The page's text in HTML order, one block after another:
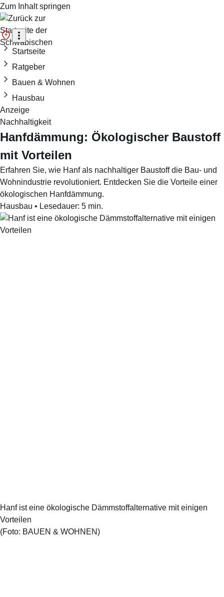
Zum Inhalt springen
Startseite
Ratgeber
Bauen & Wohnen
Hausbau
Anzeige
Nachhaltigkeit
Hanfdämmung: Ökologischer Baustoff
mit Vorteilen
Erfahren Sie, wie Hanf als nachhaltiger Baustoff die Bau- und
Wohnindustrie revolutioniert. Entdecken Sie die Vorteile einer
ökologischen Hanfdämmung.
Hausbau • Lesedauer: 5 min.
Hanf ist eine ökologische Dämmstoffalternative mit einigen
Vorteilen
(Foto: BAUEN & WOHNEN)